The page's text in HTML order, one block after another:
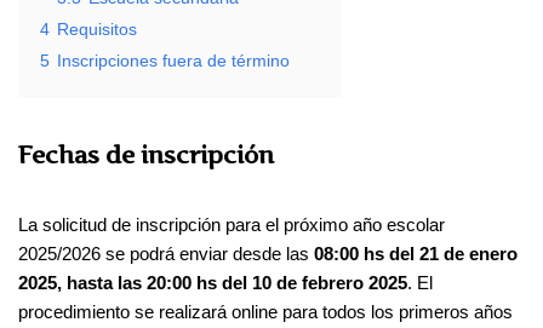
4 Requisitos
5
Inscripciones fuera de término
Fechas de inscripción
La solicitud de inscripción para el próximo año escolar
2025/2026 se podrá enviar desde las 08:00 hs del 21 de enero
2025, hasta las 20:00 hs del 10 de febrero 2025. El
procedimiento se realizará online para todos los primeros años